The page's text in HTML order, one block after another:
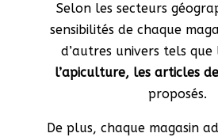
Selon les secteurs
sensibilités de chaque
d’autres univers tels que
l’apiculture, les articles
proposés.
De plus, chaque magasin